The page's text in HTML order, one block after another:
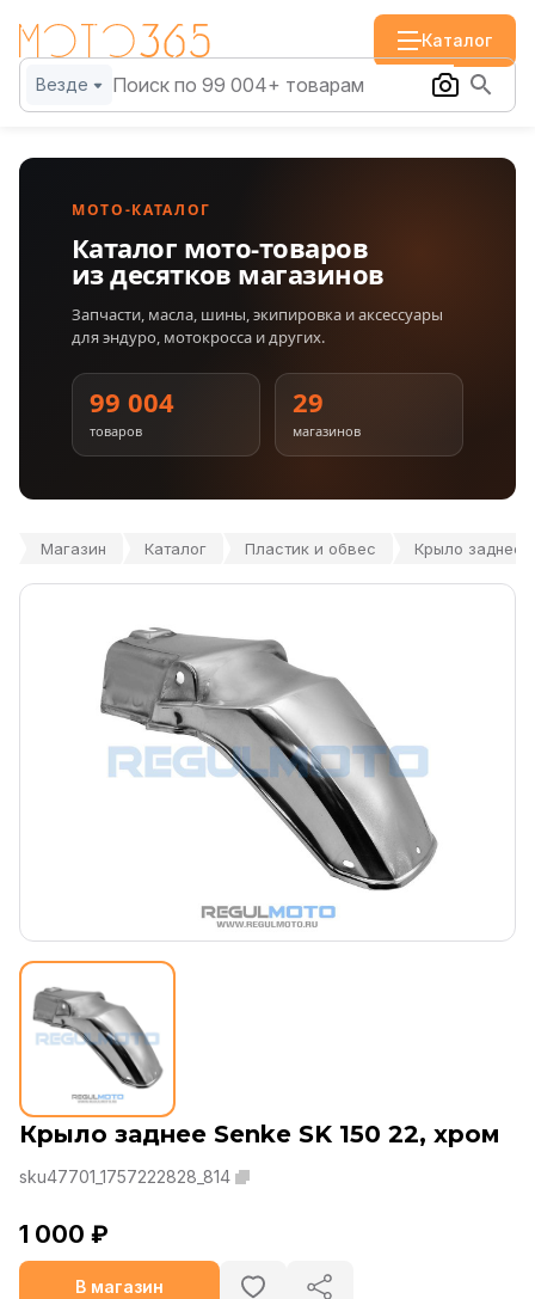
Каталог
Везде
МОТО-КАТАЛОГ
Каталог мото-товаров
из десятков магазинов
Запчасти, масла, шины, экипировка и аксессуары
для эндуро, мотокросса и других.
99 004
товаров
29
магазинов
Магазин Каталог Пластик и обвес Крыло заднее
Крыло заднее Senke SK 150 22, хром
sku47701_1757222828_814
1 000 ₽
В магазин